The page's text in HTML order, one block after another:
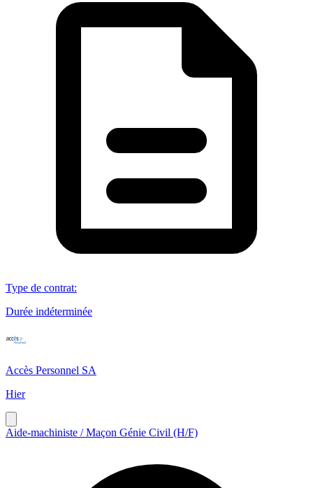
Type de contrat:
Durée indéterminée
Accès Personnel SA
Hier
Aide-machiniste / Maçon Génie Civil (H/F)